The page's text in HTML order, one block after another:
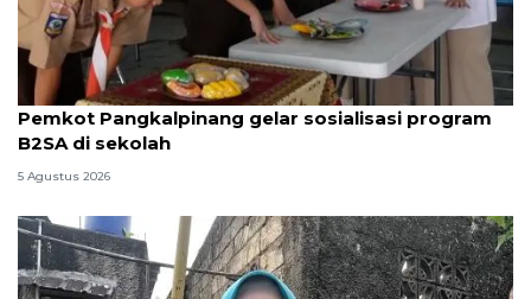
Pemkot Pangkalpinang gelar sosialisasi program
B2SA di sekolah
5 Agustus 2026